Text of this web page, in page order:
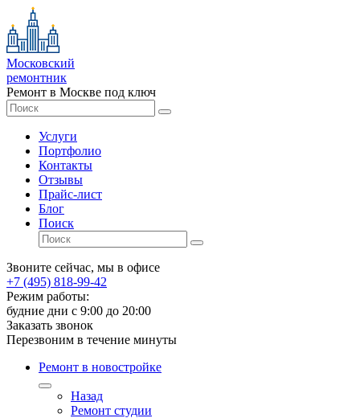
Московский
ремонтник
Ремонт в Москве под ключ
Услуги
Портфолио
Контакты
Отзывы
Прайс-лист
Блог
Поиск
Звоните сейчас, мы в офисе
+7 (495) 818-99-42
Режим работы:
будние дни с 9:00 до 20:00
Заказать звонок
Перезвоним в течение минуты
Ремонт в новостройке
Назад
Ремонт студии